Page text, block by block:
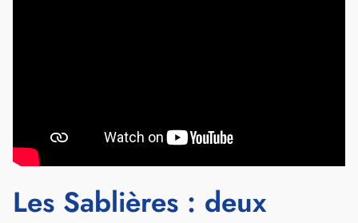
Les Sablières : deux